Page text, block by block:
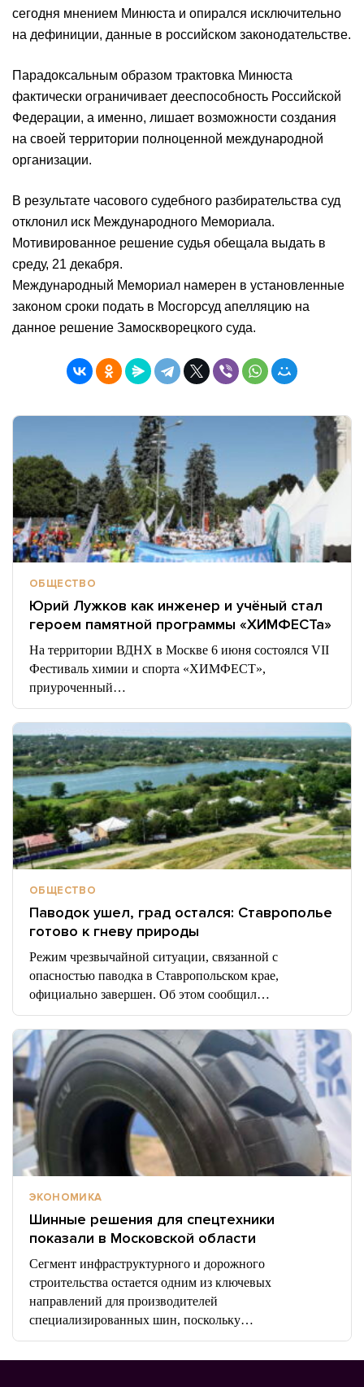
сегодня мнением Минюста и опирался исключительно
на дефиниции, данные в российском законодательстве.
Парадоксальным образом трактовка Минюста
фактически ограничивает дееспособность Российской
Федерации, а именно, лишает возможности создания
на своей территории полноценной международной
организации.
В результате часового судебного разбирательства суд
отклонил иск Международного Мемориала.
Мотивированное решение судья обещала выдать в
среду, 21 декабря.
Международный Мемориал намерен в установленные
законом сроки подать в Мосгорсуд апелляцию на
данное решение Замоскворецкого суда.
ОБЩЕСТВО
Юрий Лужков как инженер и учёный стал
героем памятной программы «ХИМФЕСТа»
На территории ВДНХ в Москве 6 июня состоялся VII
Фестиваль химии и спорта «ХИМФЕСТ»,
приуроченный…
ОБЩЕСТВО
Паводок ушел, град остался: Ставрополье
готово к гневу природы
Режим чрезвычайной ситуации, связанной с
опасностью паводка в Ставропольском крае,
официально завершен. Об этом сообщил…
ЭКОНОМИКА
Шинные решения для спецтехники
показали в Московской области
Сегмент инфраструктурного и дорожного
строительства остается одним из ключевых
направлений для производителей
специализированных шин, поскольку…